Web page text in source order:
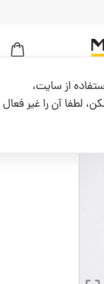
از سایت،
لطفا آن را غیر فعال
جوراب مردانه